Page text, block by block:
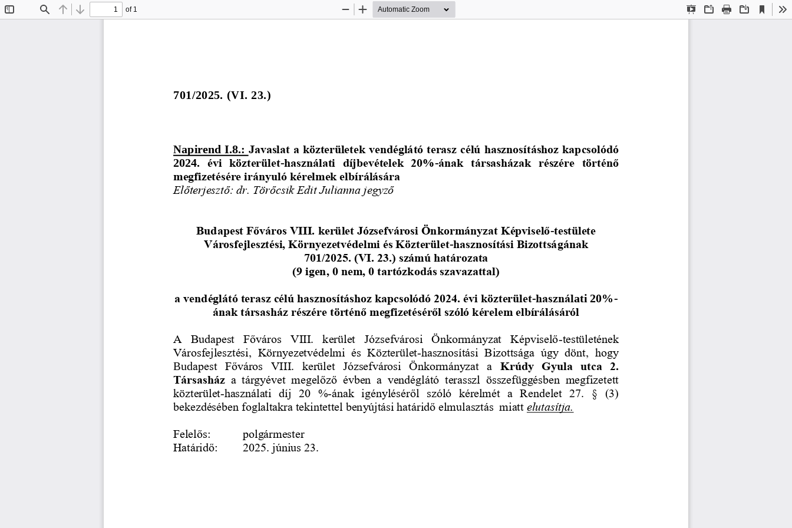
Find Previous
Next
of 1
Presentation
OpenPrint Download
Current
View
Zoom
Zoom
701/2025. (VI. 23.)
Napirend I.8.: Javaslat a közterületek vendéglátó terasz célú hasznosításhoz kapcsolódó
2024.
évi  közterület-használati  díjbevételek  20%-ának  társasházak  részére  történő
megfizetésére irányuló kérelmek elbírálására
Előterjesztő: dr. Törőcsik Edit Julianna jegyző
Budapest Főváros VIII. kerület Józsefvárosi Önkormányzat Képviselő-testülete
Városfejlesztési, Környezetvédelmi és Közterület-hasznosítási Bizottságának
701/2025. (VI. 23.) számú határozata
(9 igen, 0 nem, 0 tartózkodás szavazattal)
a vendéglátó terasz célú hasznosításhoz kapcsolódó 2024. évi közterület-használati 20%-
ának társasház részére történő megfizetéséről szóló kérelem elbírálásáról
A  Budapest  Főváros  VIII.  kerület  Józsefvárosi  Önkormányzat  Képviselő-testületének
Városfejlesztési,  Környezetvédelmi  és  Közterület-hasznosítási  Bizottsága  úgy  dönt,  hogy
Budapest  Főváros  VIII.  kerület  Józsefvárosi  Önkormányzat  a
Krúdy  Gyula  utca  2.
Társasház a  tárgyévet  megelőző  évben  a  vendéglátó  terasszl  összefüggésben  megfizetett
közterület-használati  díj  20  %-ának  igényléséről  szóló  kérelmét  a  Rendelet  27.  §  (3)
bekezdésében foglaltakra tekintettel benyújtási határidő elmulasztás  miatt elutasítja.
Felelős:
polgármester
Határidő:
2025. június 23.